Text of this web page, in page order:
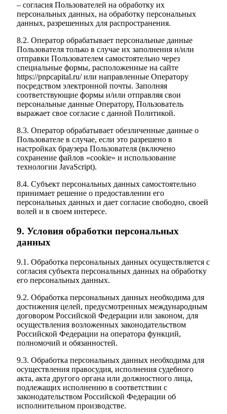
– согласия Пользователей на обработку их
персональных данных, на обработку персональных
данных, разрешенных для распространения.
8.2. Оператор обрабатывает персональные данные
Пользователя только в случае их заполнения и/или
отправки Пользователем самостоятельно через
специальные формы, расположенные на сайте
https://pnpcapital.ru/ или направленные Оператору
посредством электронной почты. Заполняя
соответствующие формы и/или отправляя свои
персональные данные Оператору, Пользователь
выражает свое согласие с данной Политикой.
8.3. Оператор обрабатывает обезличенные данные о
Пользователе в случае, если это разрешено в
настройках браузера Пользователя (включено
сохранение файлов «cookie» и использование
технологии JavaScript).
8.4. Субъект персональных данных самостоятельно
принимает решение о предоставлении его
персональных данных и дает согласие свободно, своей
волей и в своем интересе.
9. Условия обработки персональных
данных
9.1. Обработка персональных данных осуществляется с
согласия субъекта персональных данных на обработку
его персональных данных.
9.2. Обработка персональных данных необходима для
достижения целей, предусмотренных международным
договором Российской Федерации или законом, для
осуществления возложенных законодательством
Российской Федерации на оператора функций,
полномочий и обязанностей.
9.3. Обработка персональных данных необходима для
осуществления правосудия, исполнения судебного
акта, акта другого органа или должностного лица,
подлежащих исполнению в соответствии с
законодательством Российской Федерации об
исполнительном производстве.